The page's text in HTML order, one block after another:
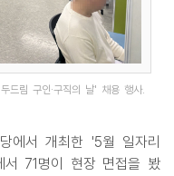
드림 구인·구직의 날' 채용 행사.
에서 개최한 '5월 일자리
서 71명이 현장 면접을 봤